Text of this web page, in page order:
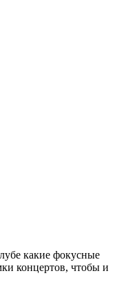
какие фокусные
концертов, чтобы и